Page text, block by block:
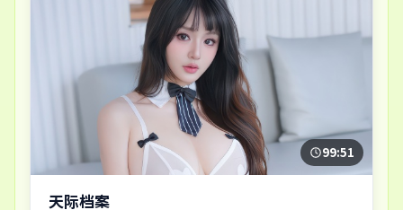
99:51
天际档案